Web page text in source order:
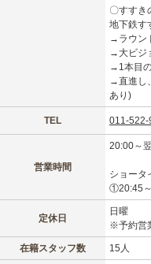
〇すすき
地下鉄す
→ラウン
→大ビジ
→1本目
→直進し
あり)
TEL 011-522-
営業時間
20:00～
ショータ
①20:45
定休日
日曜
※予約営
在籍スタッフ数 15人